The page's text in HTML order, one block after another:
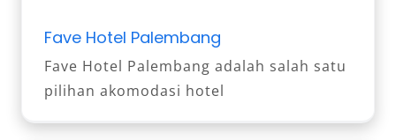
Fave Hotel Palembang
Fave Hotel Palembang adalah salah satu
pilihan akomodasi hotel